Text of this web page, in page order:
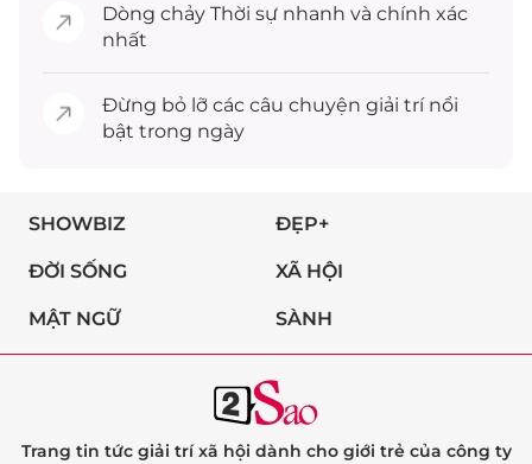
Dòng chảy Thời sự nhanh và chính xác
nhất
Đừng bỏ lỡ các câu chuyện giải trínổi
bật trong ngày
SHOWBIZ ĐẸP+
ĐỜI SỐNG XÃ HỘI
MẬT NGỮ SÀNH
Trang tin tức giải trí xã hội dành cho giới trẻ của công ty